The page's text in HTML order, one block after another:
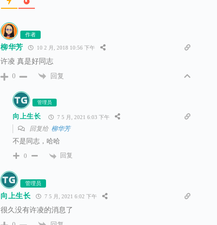
作者
柳华芳 10 2 月, 2018 10:56 下午
许凌 真是好同志
0 回复
管理员
向上生长 7 5 月, 2021 6:03 下午
回复给 柳华芳
不是同志，哈哈
0
回复
管理员
向上生长 7 5 月, 2021 6:02 下午
很久没有许凌的消息了